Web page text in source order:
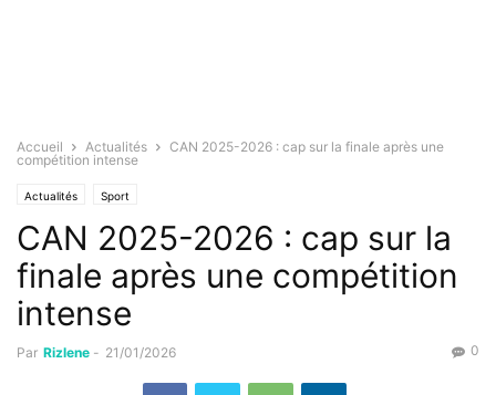
Accueil Actualités
CAN 2025-2026 : cap sur la finale après une
compétition intense
Actualités Sport
CAN 2025-2026 : cap sur la
finale après une compétition
intense
Par Rizlene - 21/01/2026 0